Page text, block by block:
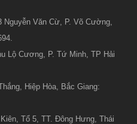
Nguyễn Văn Cừ, P. Võ Cường,
Lộ Cương, P. Tứ Minh, TP Hải
Hiệp Hòa, Bắc Giang:
Tổ 5, TT. Đông Hưng, Thái